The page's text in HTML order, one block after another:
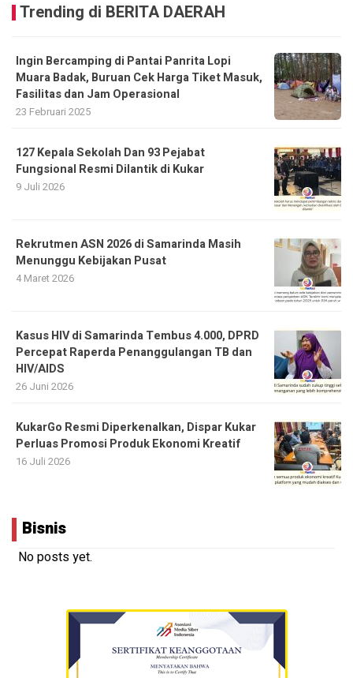
Trending di BERITA DAERAH
Ingin Bercamping di Pantai Panrita Lopi
Muara Badak, Buruan Cek Harga Tiket Masuk,
Fasilitas dan Jam Operasional
23 Februari 2025
127 Kepala Sekolah Dan 93 Pejabat
Fungsional Resmi Dilantik di Kukar
9 Juli 2026
Rekrutmen ASN 2026 di Samarinda Masih
Menunggu Kebijakan Pusat
4 Maret 2026
Kasus HIV di Samarinda Tembus 4.000, DPRD
Percepat Raperda Penanggulangan TB dan
HIV/AIDS
26 Juni 2026
KukarGo Resmi Diperkenalkan, Dispar Kukar
Perluas Promosi Produk Ekonomi Kreatif
16 Juli 2026
Bisnis
No posts yet.